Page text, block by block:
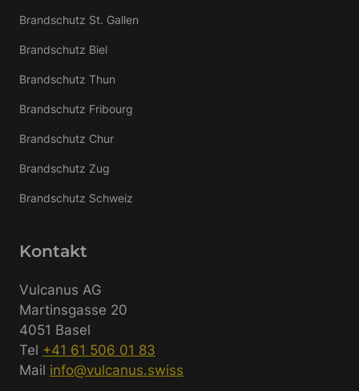
Brandschutz St. Gallen
Brandschutz Biel
Brandschutz Thun
Brandschutz Fribourg
Brandschutz Chur
Brandschutz Zug
Brandschutz Schweiz
Kontakt
Vulcanus AG
Martinsgasse 20
4051 Basel
Tel +41 61 506 01 83
Mail info@vulcanus.swiss